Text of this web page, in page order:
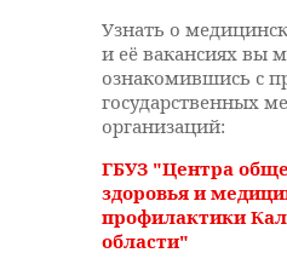
Узнать о
и её вакансиях вы
ознакомившись с
государственных
организаций:
ГБУЗ "Центра
здоровья и
профилактики
области"